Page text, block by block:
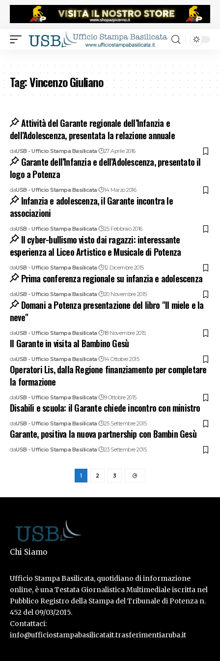
Tag:Vincenzo Giuliano
Attività del Garante regionale dell’Infanzia e
dell’Adolescenza, presentata la relazione annuale
daUSB - Ufficio Stampa Basilicata 27 Aprile 2016
Garante dell’Infanzia e dell’Adolescenza, presentato il
logo a Potenza
daUSB - Ufficio Stampa Basilicata 14 Marzo 2016
Infanzia e adolescenza, il Garante incontra le
associazioni
daUSB - Ufficio Stampa Basilicata 25 Febbraio 2016
Il cyber-bullismo visto dai ragazzi: interessante
esperienza al Liceo Artistico e Musicale di Potenza
daUSB - Ufficio Stampa Basilicata 12 Dicembre 2015
Prima conferenza regionale su infanzia e adolescenza
daUSB - Ufficio Stampa Basilicata 20 Novembre 2015
Domani a Potenza presentazione del libro "Il miele e la
neve"
daUSB - Ufficio Stampa Basilicata 18 Novembre 2015
Il Garante in visita al Bambino Gesù
daUSB - Ufficio Stampa Basilicata 14 Ottobre 2015
Operatori Lis, dalla Regione finanziamento per completare
la formazione
daUSB - Ufficio Stampa Basilicata 9 Ottobre 2015
Disabili e scuola: il Garante chiede incontro con ministro
daUSB - Ufficio Stampa Basilicata 25 Settembre 2015
Garante, positiva la nuova partnership con Bambin Gesù
daUSB - Ufficio Stampa Basilicata 23 Settembre 2015
1 2 3
Chi Siamo
Ufficio Stampa Basilicata, quotidiano di informazione
online, è una Testata Giornalistica Multimediale iscritta nel
Pubblico Registro della Stampa del Tribunale di Potenza n.
452 del 09/03/2015.
Contattaci:
info@ufficiostampabasilicatait.trasferimentiaruba.it